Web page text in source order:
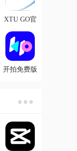
XTU GO官
开拍免费版